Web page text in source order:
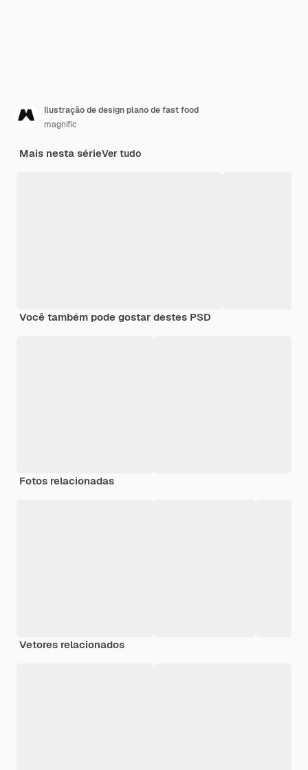
Ilustração de design plano de fast food
magnific
Mais nesta sérieVer tudo
Você também pode gostar destes PSD
Fotos relacionadas
Vetores relacionados